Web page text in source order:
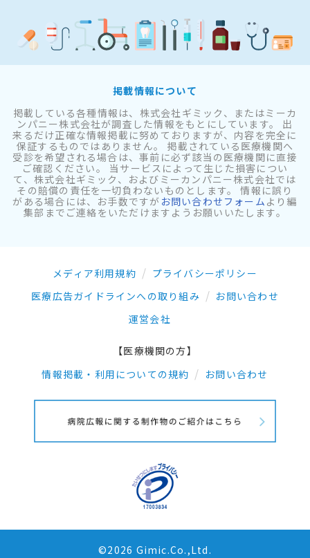
掲載情報について
掲載している各種情報は、株式会社ギミック、またはミーカ
ンパニー株式会社が調査した情報をもとにしています。 出
来るだけ正確な情報掲載に努めておりますが、内容を完全に
保証するものではありません。 掲載されている医療機関へ
受診を希望される場合は、事前に必ず該当の医療機関に直接
ご確認ください。 当サービスによって生じた損害につい
て、株式会社ギミック、およびミーカンパニー株式会社では
その賠償の責任を一切負わないものとします。 情報に誤り
がある場合には、お手数ですが お問い合わせフォーム より編
集部までご連絡をいただけますようお願いいたします。
メディア利用規約
プライバシーポリシー
医療広告ガイドラインへの取り組み
お問い合わせ
運営会社
【医療機関の方】
情報掲載・利用についての規約
お問い合わせ
©2026 Gimic.Co.,Ltd.